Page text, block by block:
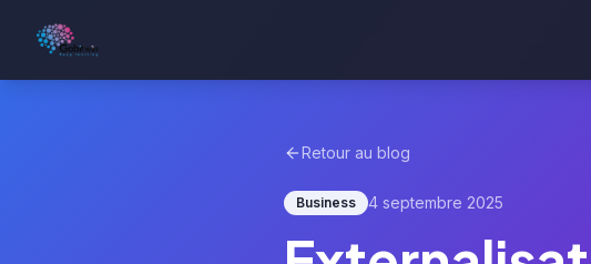
Retour au blog
Business 4 septembre 2025